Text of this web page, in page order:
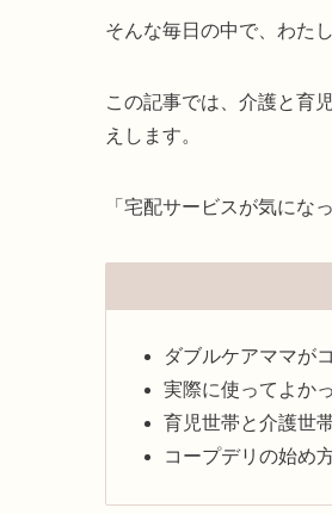
そんな毎日の中で、わた
この記事では、介護と育
えします。
「宅配サービスが気にな
ダブルケアママが
実際に使ってよか
育児世帯と介護世
コープデリの始め